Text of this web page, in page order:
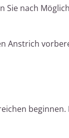
Sie nach
Anstrich
beginnen.